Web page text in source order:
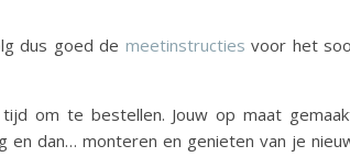
dus goed de meetinstructies voor het
om te bestellen. Jouw op maat
en dan… monteren en genieten van je